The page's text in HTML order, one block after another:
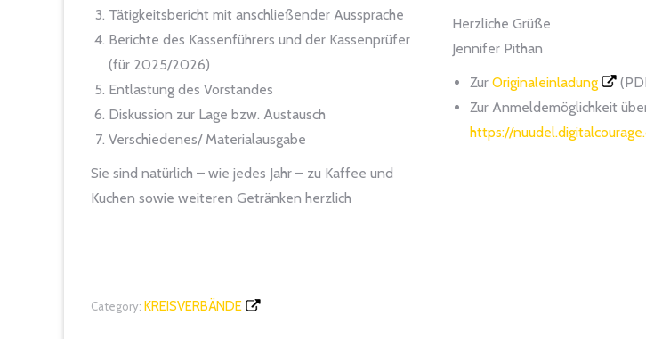
Tätigkeitsbericht mit anschließender Aussprache
Berichte des Kassenführers und der Kassenprüfer
(für 2025/2026)
Entlastung des Vorstandes
Diskussion zur Lage bzw. Austausch
Verschiedenes/ Materialausgabe
Sie sind natürlich – wie jedes Jahr – zu Kaffee und
Kuchen sowie weiteren Getränken herzlich
Herzliche Grüße
Jennifer Pithan
Zur Originaleinladung
Zur Anmeldemöglichkeit
https://
Category: KREISVERBÄNDE